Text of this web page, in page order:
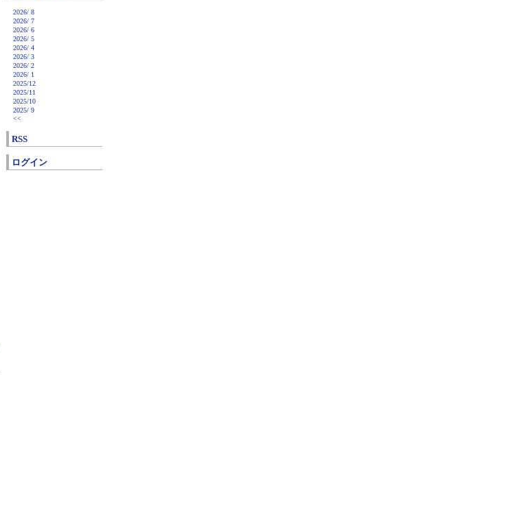
2026/ 8
2026/ 7
2026/ 6
2026/ 5
2026/ 4
2026/ 3
2026/ 2
2026/ 1
2025/12
2025/11
2025/10
2025/ 9
<<
RSS
ログイン